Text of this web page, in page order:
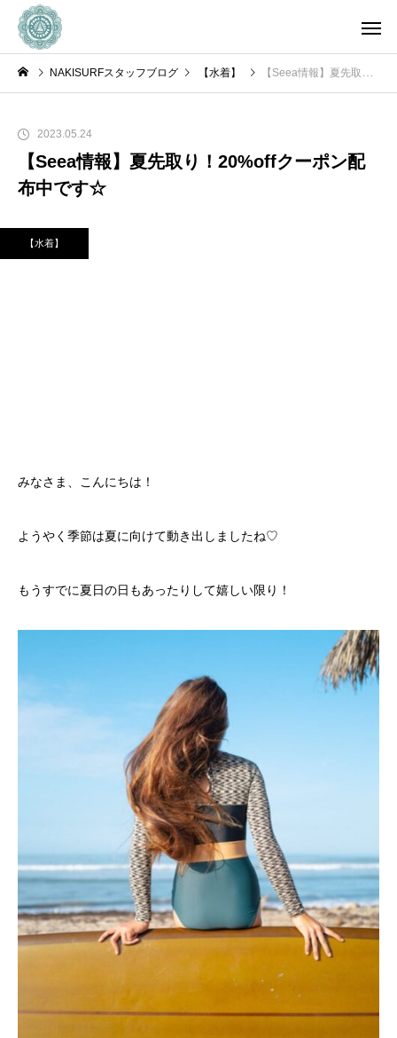
NAKISURFスタッフブログ 【水着】 【Seea情報】夏先取り！20%offクーポン配布中です☆
2023.05.24
【Seea情報】夏先取り！20%offクーポン配
布中です☆
【水着】
みなさま、こんにちは！
ようやく季節は夏に向けて動き出しましたね♡
もうすでに夏日の日もあったりして嬉しい限り！